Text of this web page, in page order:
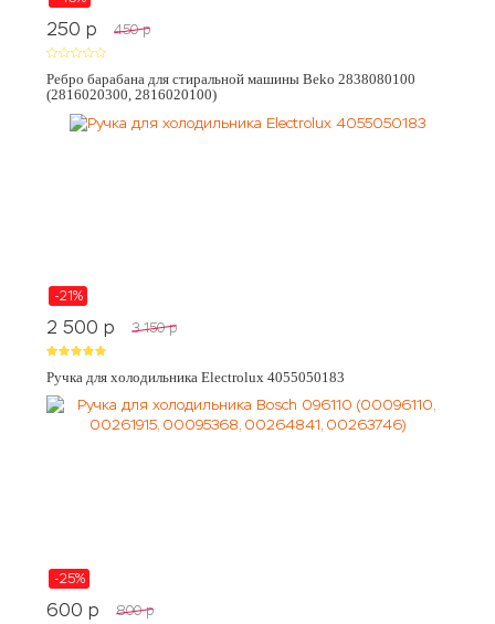
250 p 450 p
Ребро барабана для стиральной машины Beko 2838080100
(2816020300, 2816020100)
-21%
2 500 p 3 150 p
Ручка для холодильника Electrolux 4055050183
-25%
600 p 800 p